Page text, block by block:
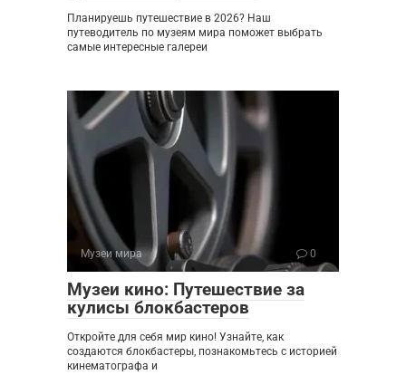
Планируешь путешествие в 2026? Наш
путеводитель по музеям мира поможет выбрать
самые интересные галереи
Музеи мира 0
Музеи кино: Путешествие за
кулисы блокбастеров
Откройте для себя мир кино! Узнайте, как
создаются блокбастеры, познакомьтесь с историей
кинематографа и